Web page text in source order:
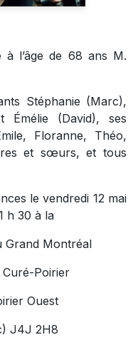
à l’âge de 68 ans M.
Stéphanie (Marc),
Émélie (David), ses
Floranne, Théo,
et sœurs, et tous
le vendredi 12 mai
h 30 à la
Grand Montréal
Poirier
Ouest
J4J 2H8